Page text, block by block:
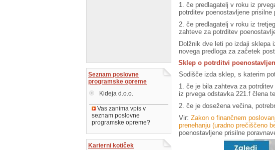
Seznam poslovne
programske opreme
Kideja d.o.o.
Vas zanima vpis v
seznam poslovne
programske opreme?
Karierni kotiček
1. če predlagatelj v roku iz
potrditev poenostavljene prisilne
2. če predlagatelj v roku iz
zahteve za potrditev
Dolžnik dve leti po izdaji sklepa
novega predloga za začetek
Sklep o potrditvi
Sodišče izda sklep, s katerim
1. če je bila zahteva za
iz prvega odstavka 221.f člena
2. če je dosežena večina,
Vir: Zakon o finančnem
prenehanju (uradno prečiščeno
poenostavljene prisilne